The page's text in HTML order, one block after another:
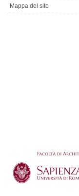
Mappa del sito